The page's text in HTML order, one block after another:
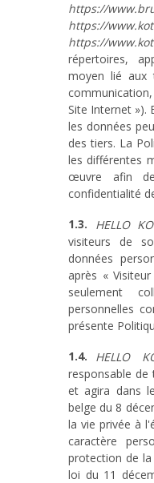
https://
https://
https://
répertoires,
moyen lié aux
Site Internet »).
les données
des tiers. La
les différentes
œuvre afin
confidentialité
HELLO
visiteurs de
données
après «
seulement
personnelles
présente
HELLO
responsable de
et agira dans
belge du 8
la vie privée à
caractère
protection de
loi du 11